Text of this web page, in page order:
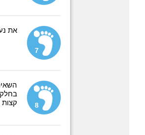
7
את
8
קצות